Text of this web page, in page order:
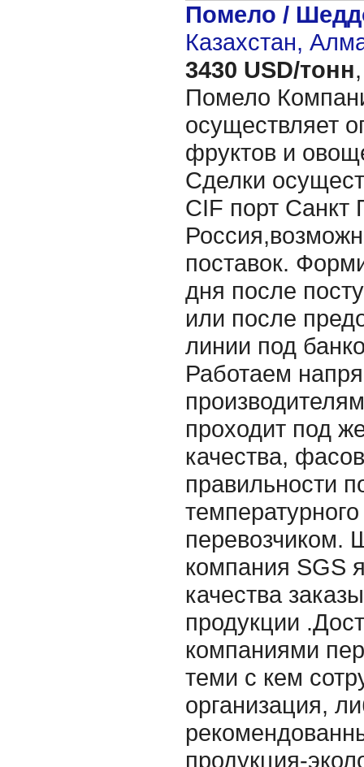
Помело /
Казахстан,
3430 USD/тонн,
Помело
осуществляет
фруктов и
Сделки
CIF порт Санкт
поставок.
дня после
или после
линии под
Работаем
проходит под
качества,
правильности
перевозчиком.
компания SGS
качества
продукции
компаниями
теми с кем
организация,
продукция-